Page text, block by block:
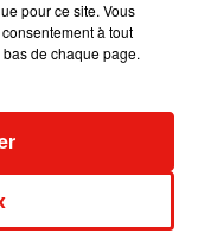
une pause après
pour ce site. Vous
à tout
de chaque page.